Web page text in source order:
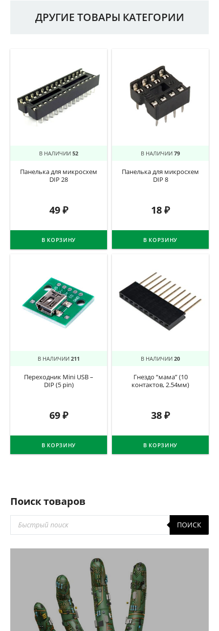
ДРУГИЕ ТОВАРЫ КАТЕГОРИИ
В НАЛИЧИИ 52
Панелька для микросхем
DIP 28
49₽
В КОРЗИНУ
В НАЛИЧИИ 79
Панелька для микросхем
DIP 8
18₽
В КОРЗИНУ
В НАЛИЧИИ 211
Переходник Mini USB –
DIP (5 pin)
69₽
В КОРЗИНУ
В НАЛИЧИИ 20
Гнездо “мама” (10
контактов, 2.54мм)
38₽
В КОРЗИНУ
Поиск товаров
товаров
ПОИСК